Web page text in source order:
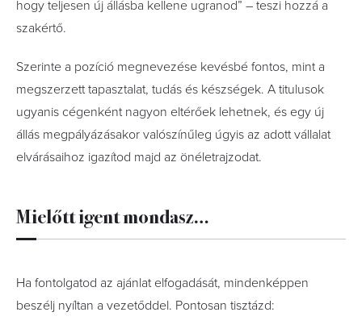
hogy teljesen új állásba kellene ugranod” – teszi hozzá a
szakértő.
Szerinte a pozíció megnevezése kevésbé fontos, mint a
megszerzett tapasztalat, tudás és készségek. A titulusok
ugyanis cégenként nagyon eltérőek lehetnek, és egy új
állás megpályázásakor valószínűleg úgyis az adott vállalat
elvárásaihoz igazítod majd az önéletrajzodat.
Mielőtt igent mondasz…
Ha fontolgatod az ajánlat elfogadását, mindenképpen
beszélj nyíltan a vezetőddel. Pontosan tisztázd: